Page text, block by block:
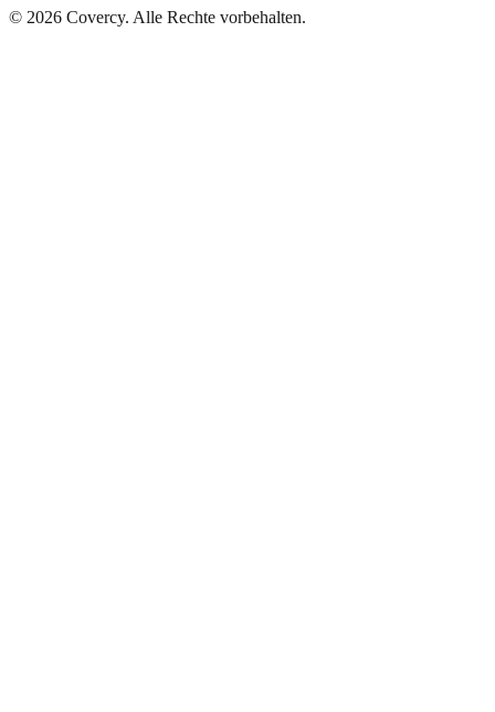
© 2026 Covercy. Alle Rechte vorbehalten.